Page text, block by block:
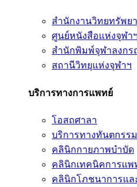
สำนักงานวิทยทรัพย
ศูนย์หนังสือแห่งจุฬาฯ
สำนักพิมพ์จุฬาลงก
สถานีวิทยุแห่งจุฬาฯ
บริการทางการแพทย์
โอสถศาลา
บริการทางทันตกรรม
คลินิกกายภาพบำบัด
คลินิกเทคนิคการแพ
คลินิกโภชนาการแล